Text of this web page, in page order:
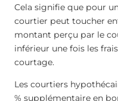
Cela signifie que pour
courtier peut toucher
montant perçu par le
inférieur une fois les
courtage.
Les courtiers
% supplémentaire en